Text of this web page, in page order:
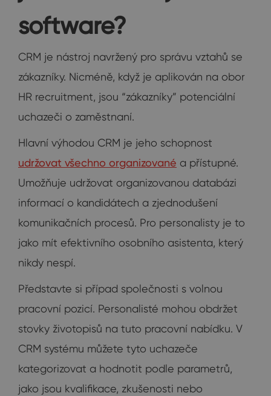
software?
CRM je nástroj navržený pro správu vztahů se
zákazníky. Nicméně, když je aplikován na obor
HR recruitment, jsou “zákazníky” potenciální
uchazeči o zaměstnaní.
Hlavní výhodou CRM je jeho schopnost
udržovat všechno organizované a přístupné.
Umožňuje udržovat organizovanou databázi
informací o kandidátech a zjednodušení
komunikačních procesů. Pro personalisty je to
jako mít efektivního osobního asistenta, který
nikdy nespí.
Představte si případ společnosti s volnou
pracovní pozicí. Personalisté mohou obdržet
stovky životopisů na tuto pracovní nabídku. V
CRM systému můžete tyto uchazeče
kategorizovat a hodnotit podle parametrů,
jako jsou kvalifikace, zkušenosti nebo